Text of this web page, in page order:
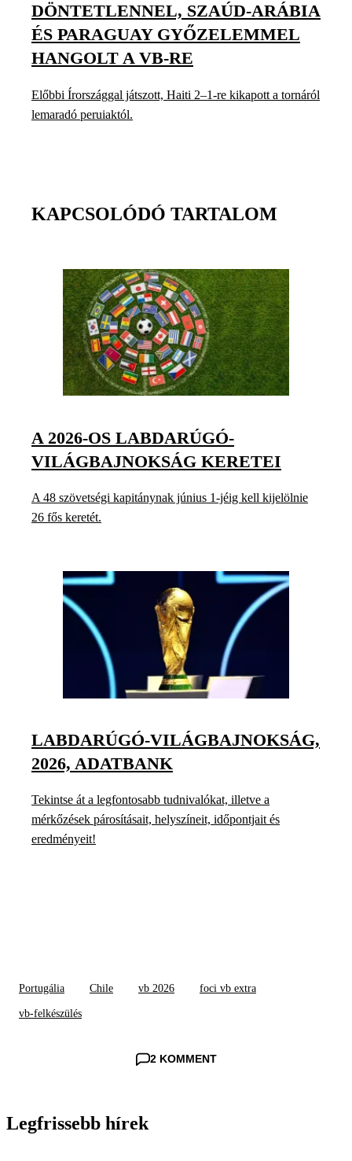
DÖNTETLENNEL, SZAÚD-ARÁBIA
ÉS PARAGUAY GYŐZELEMMEL
HANGOLT A VB-RE
Előbbi Írországgal játszott, Haiti 2–1-re kikapott a tornáról
lemaradó peruiaktól.
KAPCSOLÓDÓ TARTALOM
A 2026-OS LABDARÚGÓ-
VILÁGBAJNOKSÁG KERETEI
A 48 szövetségi kapitánynak június 1-jéig kell kijelölnie
26 fős keretét.
LABDARÚGÓ-VILÁGBAJNOKSÁG,
2026, ADATBANK
Tekintse át a legfontosabb tudnivalókat, illetve a
mérkőzések párosításait, helyszíneit, időpontjait és
eredményeit!
Portugália Chile vb 2026 foci vb extra
vb-felkészülés
2 KOMMENT
Legfrissebb hírek